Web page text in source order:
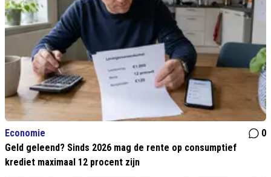
Economie
0
Geld geleend? Sinds 2026 mag de rente op consumptief
krediet maximaal 12 procent zijn